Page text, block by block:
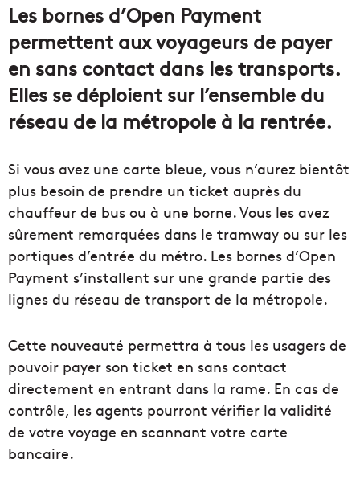
Les bornes d’Open Payment
permettent aux voyageurs de payer
en sans contact dans les transports.
Elles se déploient sur l’ensemble du
réseau de la métropole à la rentrée.
Si vous avez une carte bleue, vous n’aurez bientôt
plus besoin de prendre un ticket auprès du
chauffeur de bus ou à une borne. Vous les avez
sûrement remarquées dans le tramway ou sur les
portiques d’entrée du métro. Les bornes d’Open
Payment s’installent sur une grande partie des
lignes du réseau de transport de la métropole.
Cette nouveauté permettra à tous les usagers de
pouvoir payer son ticket en sans contact
directement en entrant dans la rame. En cas de
contrôle, les agents pourront vérifier la validité
de votre voyage en scannant votre carte
bancaire.